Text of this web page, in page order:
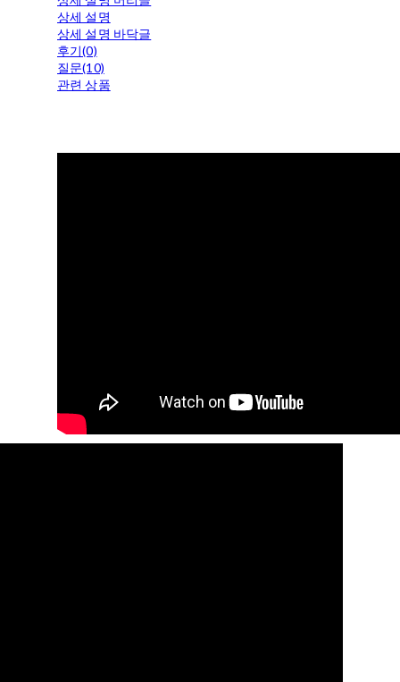
상세 설명
상세 설명 바닥글
후기(0)
질문(10)
관련 상품